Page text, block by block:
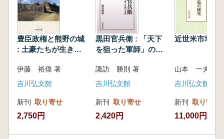
豊臣政権と熊野の城
: 土豪たちが生き抜
伊藤 裕偉 著
吉川弘文館
新刊 取り寄せ
2,750円
黒田官兵衛 : 「天下
を狙った軍師」の実
諏訪 勝則 著
吉川弘文館
新刊 取り寄せ
2,420円
近世米市場の
山本 一夫
吉川弘文館
新刊 取り寄せ
11,000円